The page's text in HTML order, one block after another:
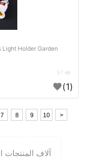
Light Holder Garden
(1)
7 8 9 10 >
آلاف المنتجات